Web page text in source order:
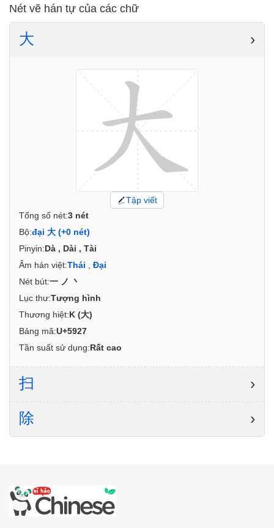
Nét vẽ hán tự của các chữ
大 ›
Tập viết
Tổng số nét:3 nét
Bộ:đại 大 (+0 nét)
Pinyin:Dà , Dài , Tài
Âm hán việt:Thái
Đại
Nét bút:一ノ丶
Lục thư:Tượng hình
Thương hiệt:K (大)
Bảng mã:U+5927
Tần suất sử dụng:Rất cao
扫 ›
除 ›